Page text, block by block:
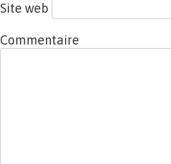
Site web
Commentaire